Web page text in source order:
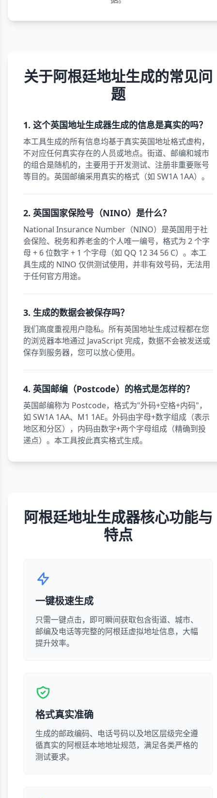
关于阿根廷地址生成的常见问
题
1. 这个英国地址生成器生成的信息是真实的吗？
本工具生成的所有信息均基于真实英国地址格式虚构，
不对应任何真实存在的人员或地点。街道、邮编和城市
的组合是随机的，主要用于开发测试、注册非重要账号
等目的。英国邮编采用真实的格式（如 SW1A 1AA）。
2. 英国国家保险号（NINO）是什么？
National Insurance Number（NINO）是英国用于社
会保险、税务和养老金的个人唯一编号，格式为 2 个字
母 + 6 位数字 + 1 个字母（如 QQ 12 34 56 C）。本工
具生成的 NINO 仅供测试使用，并非有效号码，无法用
于任何官方用途。
3. 生成的数据会被保存吗？
我们高度重视用户隐私。所有英国地址生成过程都在您
的浏览器本地通过 JavaScript 完成，数据不会被发送或
保存到服务器，您可以放心使用。
4. 英国邮编（Postcode）的格式是怎样的？
英国邮编称为 Postcode，格式为"外码+空格+内码"，
如 SW1A 1AA、M1 1AE。外码由字母+数字组成（表示
地区和分区），内码由数字+两个字母组成（精确到投
递点）。本工具按此真实格式生成。
阿根廷地址生成器核心功能与
特点
一键极速生成
只需一键点击，即可瞬间获取包含街道、城市、
邮编及电话等完整的阿根廷虚拟地址信息，大幅
提升效率。
格式真实准确
生成的邮政编码、电话号码以及地区层级完全遵
循真实的阿根廷本地地址规范，满足各类严格的
测试要求。